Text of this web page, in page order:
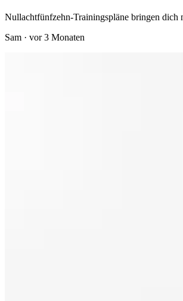
Nullachtfünfzehn-Trainingspläne bringen dich
Sam · vor 3 Monaten